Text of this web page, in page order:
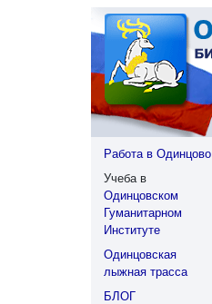
Работа в Одинцово
Учеба в
Одинцовском
Гуманитарном
Институте
Одинцовская
лыжная трасса
БЛОГ